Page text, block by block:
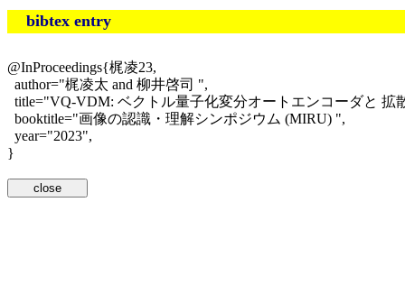
bibtex entry
@InProceedings{梶凌23,
author="梶凌太 and 柳井啓司 ",
title="VQ-VDM: ベクトル量子化変分オートエンコーダと
booktitle="画像の認識・理解シンポジウム (MIRU) ",
year="2023",
}